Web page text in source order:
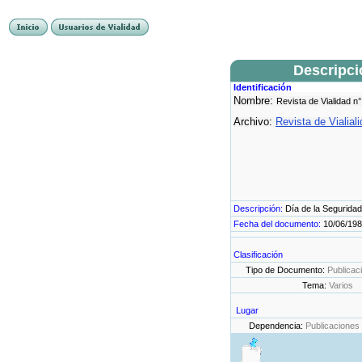
Identificación
Nombre: Revista de Vialidad
Archivo: Revista de
Descripción: Día de la
Fecha del documento: 10/06/
Clasificación
Tipo de Documento:
Tema: Varios
Lugar
Dependencia: